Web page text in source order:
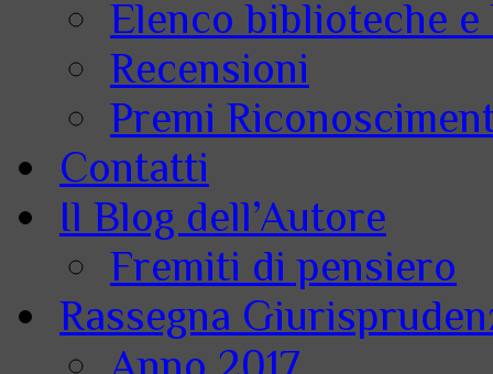
Elenco biblioteche
Recensioni
Premi
Contatti
Il Blog dell’Autore
Fremiti di pensiero
Rassegna